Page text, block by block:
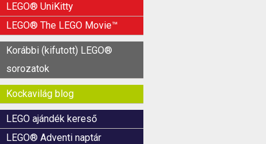
LEGO® UniKitty
LEGO® The LEGO Movie™
Korábbi (kifutott) LEGO®
sorozatok
Kockavilág blog
LEGO ajándék kereső
LEGO® Adventi naptár